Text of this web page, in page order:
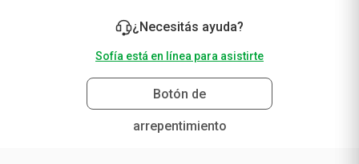
¿Necesitás ayuda?
Sofía está en línea para asistirte
Botón de
arrepentimiento